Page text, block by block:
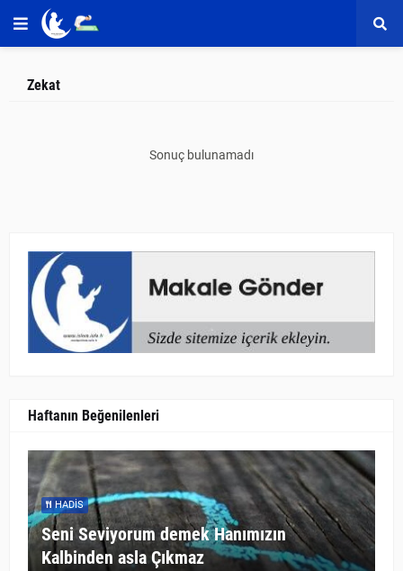
Zekat
Sonuç bulunamadı
Haftanın Beğenilenleri
HADIS
Seni Seviyorum demek Hanımızın
Kalbinden asla Çıkmaz